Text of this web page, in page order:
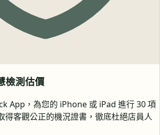
檢測估價
App，為您的 iPhone 或 iPad 進行 30 項
得客觀公正的機況證書，徹底杜絕店員人